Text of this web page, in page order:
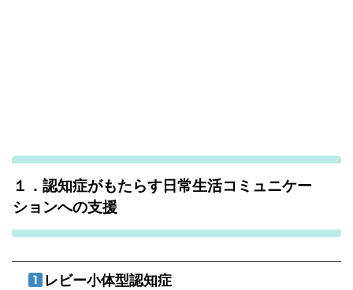
１．認知症がもたらす日常生活コミュニケー
ションへの支援
レビー小体型認知症